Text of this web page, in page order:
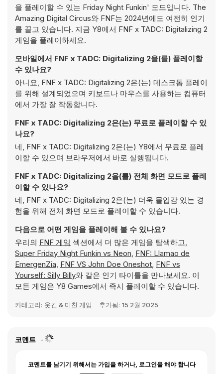
을 플레이할 수 있는 Friday Night Funkin' 모드입니다. The
Amazing Digital Circus와 FNF는 2024년에도 여전히 인기
를 끌고 있습니다. 지금 Y8에서 FNF x TADC: Digitalizing 2
게임을 플레이하세요.
모바일에서 FNF x TADC: Digitalizing 2을(를) 플레이할
수 있나요?
아니요, FNF x TADC: Digitalizing 2은(는) 데스크톱 플레이
를 위해 설계되었으며 키보드나 마우스를 사용하는 컴퓨터
에서 가장 잘 작동합니다.
FNF x TADC: Digitalizing 2은(는) 무료로 플레이할 수 있
나요?
네, FNF x TADC: Digitalizing 2은(는) Y8에서 무료로 플레
이할 수 있으며 브라우저에서 바로 실행됩니다.
FNF x TADC: Digitalizing 2을(를) 전체 화면 모드로 플레
이할 수 있나요?
네, FNF x TADC: Digitalizing 2은(는) 더욱 몰입감 있는 경
험을 위해 전체 화면 모드로 플레이할 수 있습니다.
다음으로 어떤 게임을 플레이해 볼 수 있나요?
우리의 FNF 게임 섹션에서 더 많은 게임을 탐색하고,
Super Friday Night Funkin vs Neon, FNF: Llamao de
EmergenZia, FNF VS John Doe Oneshot, FNF vs
Yourself: Silly Billy와 같은 인기 타이틀을 만나보세요. 이
모든 게임은 Y8 Games에서 즉시 플레이할 수 있습니다.
카테고리: 웃긴 & 미친 게임 추가됨: 15 2월 2025
코멘트
코멘트를 남기기 위해서는 가입을 하거나, 로그인을 해야 합니다